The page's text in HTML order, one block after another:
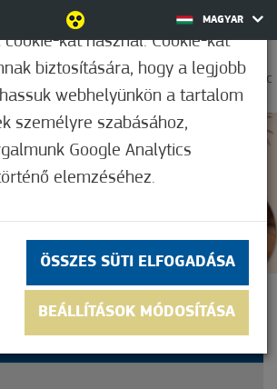
MAGYAR
0
33,9°C
WELLNESS
- 1 FŐ RÉSZÉRE
cookie-kat használ. Cookie-kat
biztosítására, hogy a legjobb
webhelyünkön a tartalom
személyre szabásához,
Google Analytics
elemzéséhez.
ÖSSZES SÜTI ELFOGADÁSA
BEÁLLÍTÁSOK MÓDOSÍTÁSA